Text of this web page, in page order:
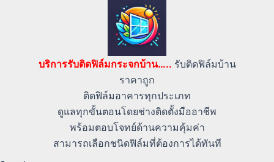
บริการรับติดฟิล์มกระจกบ้าน….. รับติดฟิล์มบ้าน
ราคาถูก
ติดฟิล์มอาคารทุกประเภท
ดูแลทุกขั้นตอนโดยช่างติดตั้งมืออาชีพ
พร้อมตอบโจทย์ด้านความคุ้มค่า
สามารถเลือกชนิดฟิล์มที่ต้องการได้ทันที